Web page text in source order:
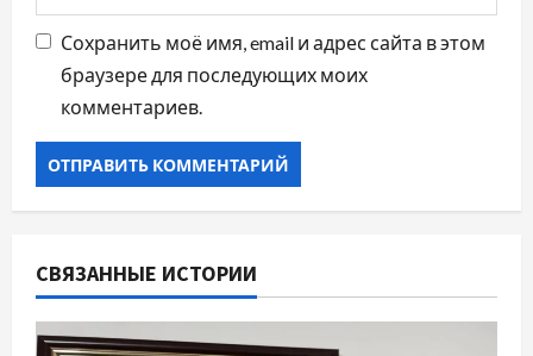
Сохранить моё имя, email и адрес сайта в этом
браузере для последующих моих
комментариев.
СВЯЗАННЫЕ ИСТОРИИ